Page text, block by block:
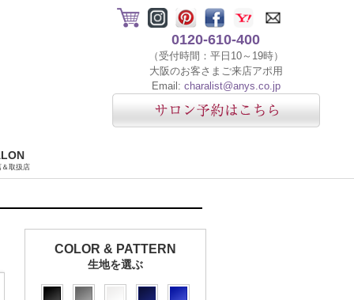
0120-610-400
（受付時間：平日10～19時）
大阪のお客さまご来店アポ用
Email: charalist@anys.co.jp
＆取扱店
COLOR & PATTERN
生地を選ぶ